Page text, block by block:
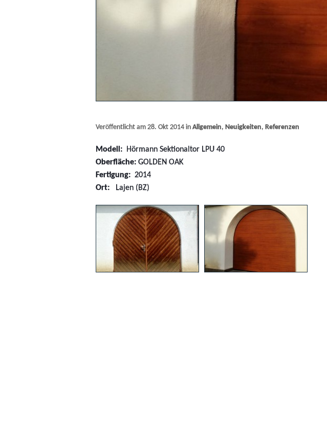
Veröffentlicht am 28. Okt 2014 in Allgemein, Neuigkeiten, Referenzen
Modell: Hörmann Sektionaltor LPU 40
Oberfläche: GOLDEN OAK
Fertigung: 2014
Ort:
Lajen (BZ)